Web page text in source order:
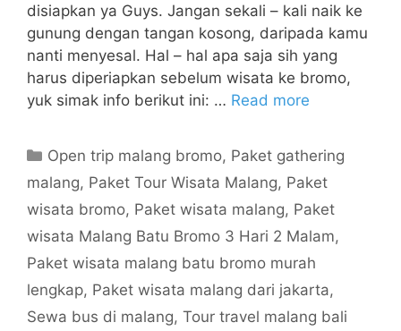
disiapkan ya Guys. Jangan sekali – kali naik ke
gunung dengan tangan kosong, daripada kamu
nanti menyesal. Hal – hal apa saja sih yang
harus diperiapkan sebelum wisata ke bromo,
yuk simak info berikut ini: … Read more
Open trip malang bromo, Paket gathering
malang, Paket Tour Wisata Malang, Paket
wisata bromo, Paket wisata malang, Paket
wisata Malang Batu Bromo 3 Hari 2 Malam,
Paket wisata malang batu bromo murah
lengkap, Paket wisata malang dari jakarta,
Sewa bus di malang, Tour travel malang bali